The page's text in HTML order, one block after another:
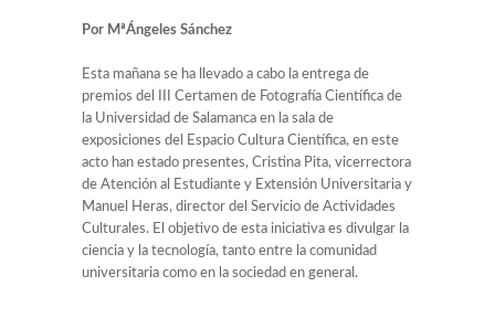
Por MªÁngeles Sánchez
Esta mañana se ha llevado a cabo la entrega de
premios del III Certamen de Fotografía Científica de
la Universidad de Salamanca en la sala de
exposiciones del Espacio Cultura Científica, en este
acto han estado presentes, Cristina Pita, vicerrectora
de Atención al Estudiante y Extensión Universitaria y
Manuel Heras, director del Servicio de Actividades
Culturales. El objetivo de esta iniciativa es divulgar la
ciencia y la tecnología, tanto entre la comunidad
universitaria como en la sociedad en general.